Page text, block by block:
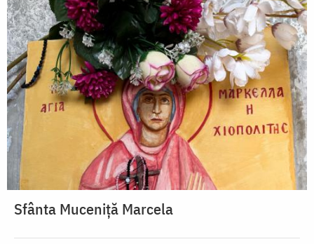
Sfânta Muceniță Marcela